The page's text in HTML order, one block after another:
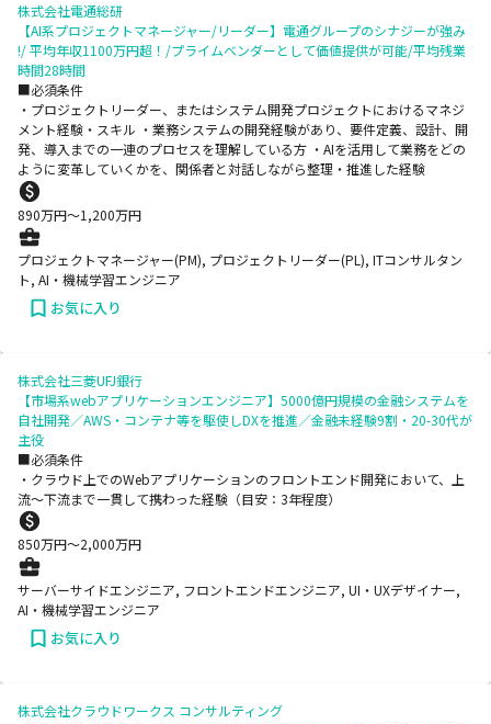
株式会社電通総研
【AI系プロジェクトマネージャー/リーダー】電通グループのシナジーが強み
!/ 平均年収1100万円超！/プライムベンダーとして価値提供が可能/平均残業
時間28時間
■必須条件
・プロジェクトリーダー、またはシステム開発プロジェクトにおけるマネジ
メント経験・スキル ・業務システムの開発経験があり、要件定義、設計、開
発、導入までの一連のプロセスを理解している方 ・AIを活用して業務をどの
ように変革していくかを、関係者と対話しながら整理・推進した経験
890万円〜1,200万円
プロジェクトマネージャー(PM), プロジェクトリーダー(PL), ITコンサルタン
ト, AI・機械学習エンジニア
お気に入り
株式会社三菱UFJ銀行
【市場系webアプリケーションエンジニア】5000億円規模の金融システムを
自社開発／AWS・コンテナ等を駆使しDXを推進／金融未経験9割・20-30代が
主役
■必須条件
・クラウド上でのWebアプリケーションのフロントエンド開発において、上
流～下流まで一貫して携わった経験（目安：3年程度）
850万円〜2,000万円
サーバーサイドエンジニア, フロントエンドエンジニア, UI・UXデザイナー,
AI・機械学習エンジニア
お気に入り
株式会社クラウドワークス コンサルティング